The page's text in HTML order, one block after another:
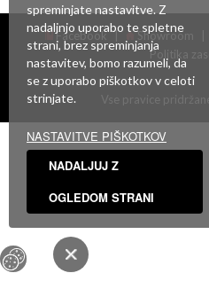
Facebook | Showroom
Politika
Vse pravice
spreminjate nastavitve. Z
nadaljnjo uporabo te spletne
strani, brez spreminjanja
nastavitev, bomo razumeli, da
se z uporabo piškotkov v celoti
strinjate.
NASTAVITVE PIŠKOTKOV
NADALJUJ Z
OGLEDOM STRANI